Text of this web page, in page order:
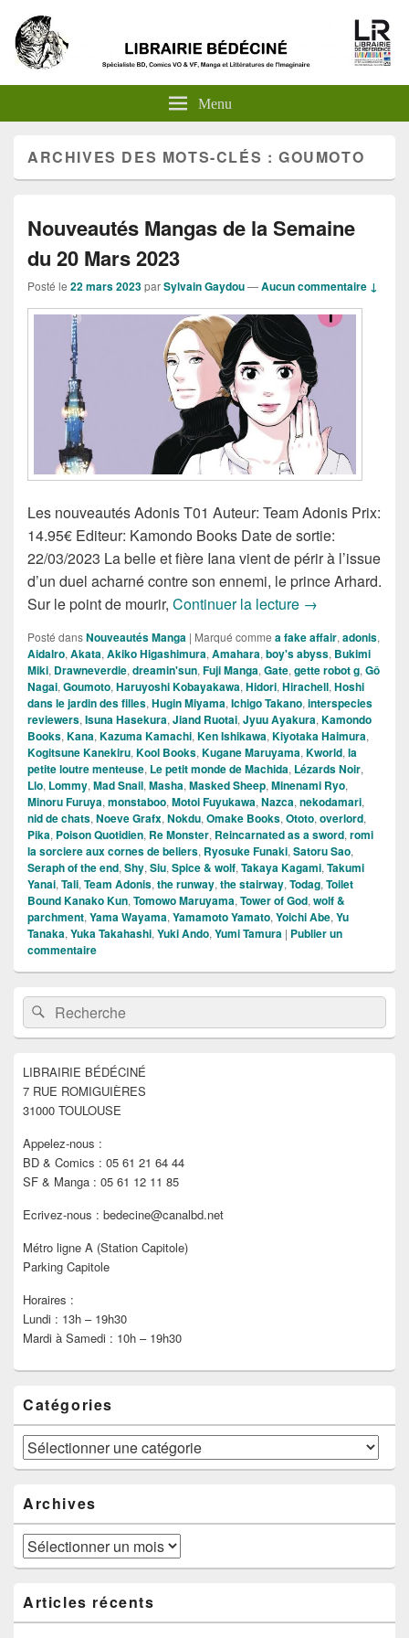
Menu
ARCHIVES DES MOTS-CLÉS :GOUMOTO
Nouveautés Mangas de la Semaine
du 20 Mars 2023
Posté le 22 mars 2023parSylvain Gaydou—Aucun commentaire ↓
Les nouveautés Adonis T01 Auteur: Team Adonis Prix:
14.95€ Editeur: Kamondo Books Date de sortie:
22/03/2023 La belle et fière Iana vient de périr à l’issue
d’un duel acharné contre son ennemi, le prince Arhard.
Sur le point de mourir, Continuer la lecture Nouveautés
→
Posté dansNouveautés Manga | Marqué comme a fake affair, adonis,
Aidalro, Akata, Akiko Higashimura, Amahara, boy's abyss, Bukimi
Miki, Drawneverdie, dreamin'sun, Fuji Manga, Gate, gette robot g, Gô
Nagai, Goumoto, Haruyoshi Kobayakawa, Hidori, Hirachell, Hoshi
dans le jardin des filles, Hugin Miyama, Ichigo Takano, interspecies
reviewers, Isuna Hasekura, Jiand Ruotai, Jyuu Ayakura, Kamondo
Books, Kana, Kazuma Kamachi, Ken Ishikawa, Kiyotaka Haimura,
Kogitsune Kanekiru, Kool Books, Kugane Maruyama, Kworld, la
petite loutre menteuse, Le petit monde de Machida, Lézards Noir,
Llo, Lommy, Mad Snail, Masha, Masked Sheep, Minenami Ryo,
Minoru Furuya, monstaboo, Motoi Fuyukawa, Nazca, nekodamari,
nid de chats, Noeve Grafx, Nokdu, Omake Books, Ototo, overlord,
Pika, Poison Quotidien, Re Monster, Reincarnated as a sword, romi
la sorciere aux cornes de beliers, Ryosuke Funaki, Satoru Sao,
Seraph of the end, Shy, Siu, Spice & wolf, Takaya Kagami, Takumi
Yanai, Tali, Team Adonis, the runway, the stairway, Todag, Toilet
Bound Kanako Kun, Tomowo Maruyama, Tower of God, wolf &
parchment, Yama Wayama, Yamamoto Yamato, Yoichi Abe, Yu
Tanaka, Yuka Takahashi, Yuki Ando, Yumi Tamura | Publier un
commentaire
Zone
principale
de
widget
barre
latérale
Recherche :Rechercher
LIBRAIRIE BÉDÉCINÉ
7 RUE ROMIGUIÈRES
31000 TOULOUSE
Appelez-nous :
BD & Comics : 05 61 21 64 44
SF & Manga : 05 61 12 11 85
Ecrivez-nous : bedecine@canalbd.net
Métro ligne A (Station Capitole)
Parking Capitole
Horaires :
Lundi : 13h – 19h30
Mardi à Samedi : 10h – 19h30
Catégories
Catégories
Archives
Archives
Articles récents